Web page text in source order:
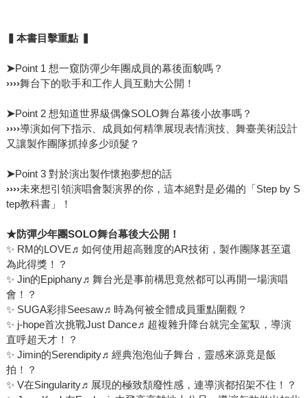
本書目擊重點
➤Point 1 想一窺防彈少年團成員的幕後面貌嗎？
››››舞台下的歌手和工作人員互動大公開！
➤Point 2 想知道世界級偶像SOLO舞台幕後小故事嗎？
››››導演如何下指示、成員如何精準展現表情演技、舞臺美術設計
又讓製作團隊抓掉多少頭髮？
➤Point 3 對於演出製作懷抱夢想的話
››››未來想引領演唱會製演界的你，這本絕對是必備的「Step by S
tep教科書」！
★防彈少年團SOLO舞台幕後大公開！
✨ RM的LOVE♬如何使用超高難度的AR技術，製作團隊甚至還
為此得獎！？
✨ Jin的Epiphany♬舞台光是事前構思竟然都可以再開一場演唱
會！？
✨ SUGA彩排Seesaw♬時為何被全體成員重點圍觀？
✨ j-hope首次挑戰Just Dance♬超複雜升降台就完全駕馭，導演
直呼超天才！？
✨ Jimin的Serendipity♬經典泡泡仙子舞台，靈感來源竟是飯
拍！？
✨ V在Singularity♬展現的極致頹廢性感，連導演都招架不住！？